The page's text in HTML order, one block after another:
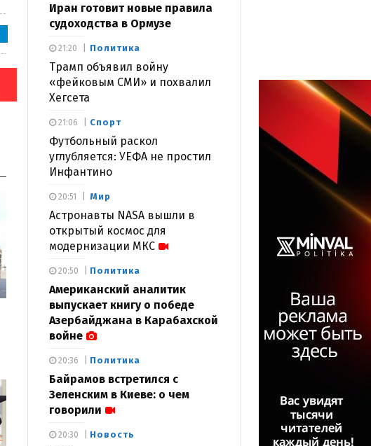
Иран готовит новые правила
судоходства в Ормузе
Политика
Трамп объявил войну
«фейковым СМИ» и похвалил
Хегсета
21:20
Спорт
Футбольный раскол
углубляется: УЕФА не простил
Инфантино
21:06
Мир
Астронавты NASA вышли в
открытый космос для
модернизации МКС
20:51
Политика
Американский аналитик
выпускает книгу о победе
Азербайджана в Карабахской
войне
20:50
Политика
Байрамов встретился с
Зеленским в Киеве: о чем
говорили
20:36
Новость
20:30